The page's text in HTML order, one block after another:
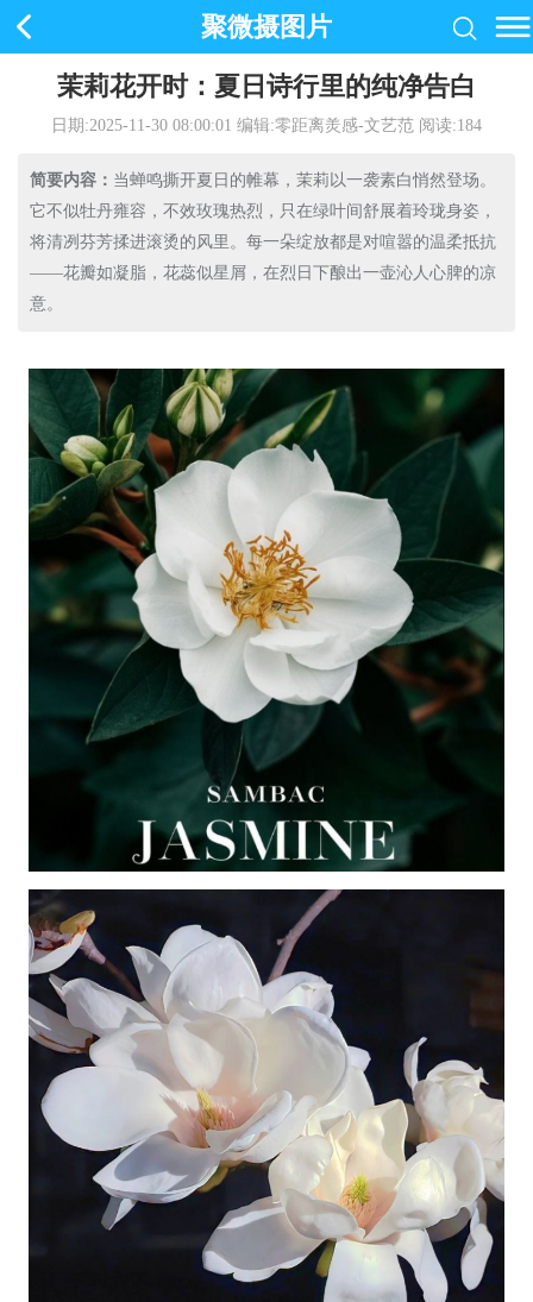
聚微摄图片
茉莉花开时：夏日诗行里的纯净告白
日期:2025-11-30 08:00:01 编辑:零距离羙感-文艺范 阅读:184
简要内容： 当蝉鸣撕开夏日的帷幕，茉莉以一袭素白悄然登场。
它不似牡丹雍容，不效玫瑰热烈，只在绿叶间舒展着玲珑身姿，
将清冽芬芳揉进滚烫的风里。每一朵绽放都是对喧嚣的温柔抵抗
——花瓣如凝脂，花蕊似星屑，在烈日下酿出一壶沁人心脾的凉
意。